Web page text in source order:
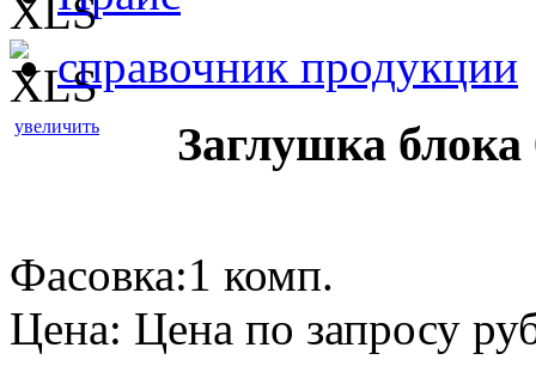
справочник продукции
увеличить Заглушка блока
Фасовка:1 комп.
Цена: Цена по запросу